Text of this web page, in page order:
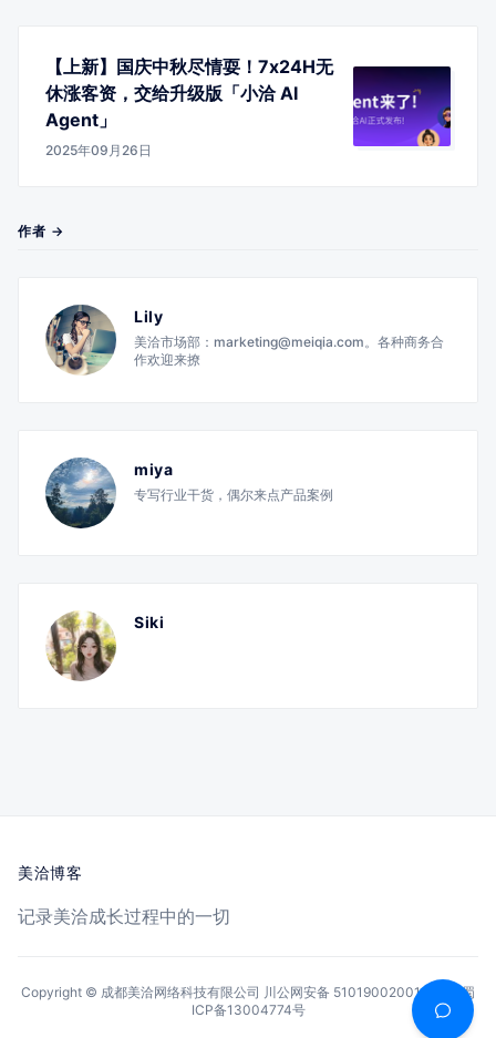
【上新】国庆中秋尽情耍！7x24H无
休涨客资，交给升级版「小洽 AI
Agent」
2025年09月26日
作者 →
Lily
美洽市场部：marketing@meiqia.com。各种商务合
作欢迎来撩
miya
专写行业干货，偶尔来点产品案例
Siki
美洽博客
记录美洽成长过程中的一切
Copyright © 成都美洽网络科技有限公司 川公网安备 51019002001144号
蜀
ICP备13004774号